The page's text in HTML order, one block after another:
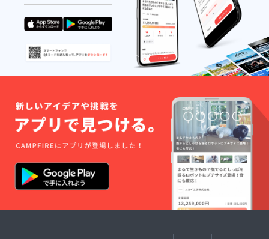
ラ、トルコ弦楽器サ
ズ、アラブ弦楽器ウー
ド、 西アフリカ太
鼓ジェンベ、カリブ・
ラテン・パーカッショ
は、世界の民族音楽総
論の座学＆質疑応答な
ども可能です。 (5)募
ご了承いただきメール
にて直接ご応募くださ
ディングにご賛同いた